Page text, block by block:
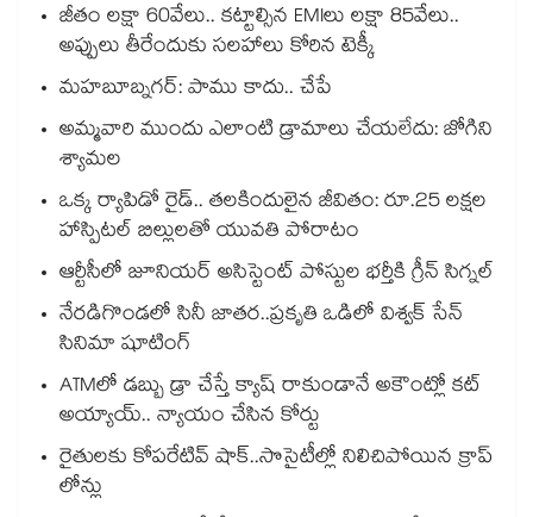
జీతం లక్షా 60వేలు.. కట్టాల్సిన EMIలు లక్షా 85వేలు..
అప్పులు తీరేందుకు సలహాలు కోరిన టెక్కీ
మహబూబ్నగర్: పాము కాదు.. చేపే
అమ్మవారి ముందు ఎలాంటి డ్రామాలు చేయలేదు: జోగిని
శ్యామల
ఒక్క ర్యాపిడో రైడ్.. తలకిందులైన జీవితం: రూ.25 లక్షల
హాస్పిటల్ బిల్లులతో యువతి పోరాటం
ఆర్టీసీలో జూనియర్ అసిస్టెంట్‌‌ పోస్టుల భర్తీకి గ్రీన్‌‌ సిగ్నల్
నేరడిగొండలో సినీ జాతర..ప్రకృతి ఒడిలో విశ్వక్ సేన్
సినిమా షూటింగ్
ATMలో డబ్బు డ్రా చేస్తే క్యాష్ రాకుండానే అకౌంట్లో కట్
అయ్యాయ్.. న్యాయం చేసిన కోర్టు
రైతులకు కోపరేటివ్ షాక్..సొసైటీల్లో నిలిచిపోయిన క్రాప్
లోన్లు